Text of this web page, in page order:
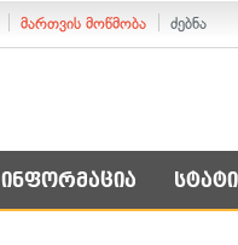
მართვის მოწმობა ძებნა
ინფორმაცია